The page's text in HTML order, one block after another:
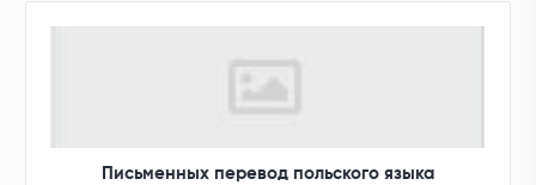
Письменных перевод польского языка